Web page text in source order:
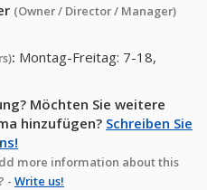
(Owner / Director / Manager)
: Montag-Freitag: 7-18,
Möchten Sie weitere
hinzufügen? Schreiben Sie
more information about this
- Write us!